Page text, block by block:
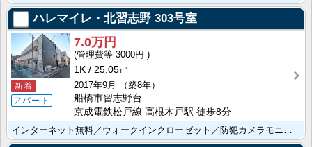
ハレマイレ・北習志野 303号室
新着
アパート
7.0万円
3000円
1K
25.05㎡
2017年9月
（築8年）
船橋市習志野台
京成電鉄松戸線 高根木戸駅 徒歩8分